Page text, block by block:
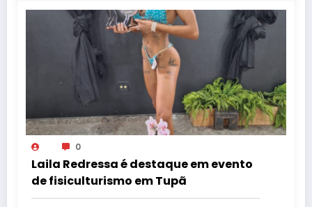
0
Laila Redressa é destaque em evento
de fisiculturismo em Tupã